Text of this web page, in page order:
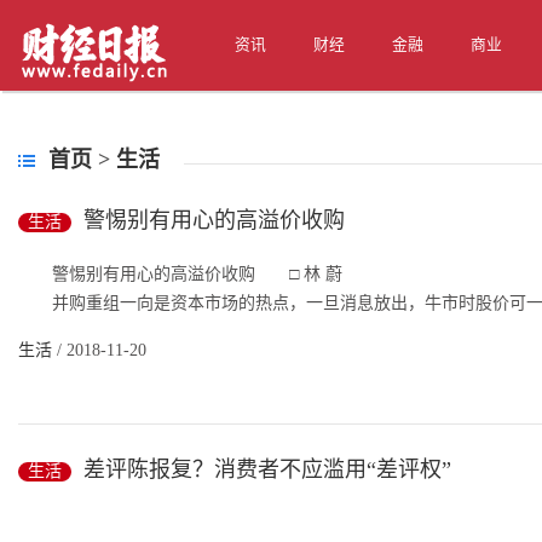
资讯 财经 金融 商业
首页 > 生活
生活 警惕别有用心的高溢价收购
警惕别有用心的高溢价收购 □ 林 蔚
并购重组一向是资本市场的热点，一旦消息放出，牛市时股价可
生活 / 2018-11-20
生活 差评陈报复？消费者不应滥用“差评权”